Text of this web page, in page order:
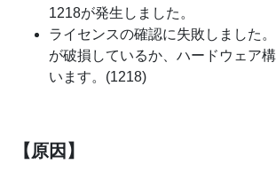
1218が発生しました。
ライセンスの確認に失敗しました
が破損しているか、ハードウェア
います。(1218)
【原因】